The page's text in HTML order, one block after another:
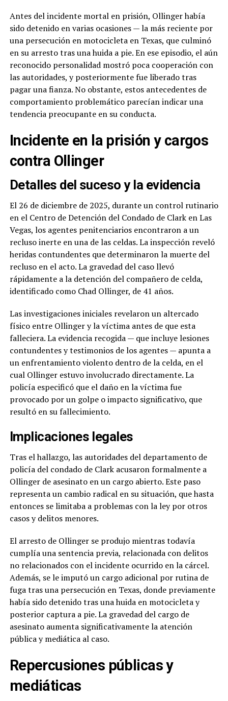
Antes del incidente mortal en prisión, Ollinger había
sido detenido en varias ocasiones — la más reciente por
una persecución en motocicleta en Texas, que culminó
en su arresto tras una huida a pie. En ese episodio, el aún
reconocido personalidad mostró poca cooperación con
las autoridades, y posteriormente fue liberado tras
pagar una fianza. No obstante, estos antecedentes de
comportamiento problemático parecían indicar una
tendencia preocupante en su conducta.
Incidente en la prisión y cargos
contra Ollinger
Detalles del suceso y la evidencia
El 26 de diciembre de 2025, durante un control rutinario
en el Centro de Detención del Condado de Clark en Las
Vegas, los agentes penitenciarios encontraron a un
recluso inerte en una de las celdas. La inspección reveló
heridas contundentes que determinaron la muerte del
recluso en el acto. La gravedad del caso llevó
rápidamente a la detención del compañero de celda,
identificado como Chad Ollinger, de 41 años.
Las investigaciones iniciales revelaron un altercado
físico entre Ollinger y la víctima antes de que esta
falleciera. La evidencia recogida — que incluye lesiones
contundentes y testimonios de los agentes — apunta a
un enfrentamiento violento dentro de la celda, en el
cual Ollinger estuvo involucrado directamente. La
policía especificó que el daño en la víctima fue
provocado por un golpe o impacto significativo, que
resultó en su fallecimiento.
Implicaciones legales
Tras el hallazgo, las autoridades del departamento de
policía del condado de Clark acusaron formalmente a
Ollinger de asesinato en un cargo abierto. Este paso
representa un cambio radical en su situación, que hasta
entonces se limitaba a problemas con la ley por otros
casos y delitos menores.
El arresto de Ollinger se produjo mientras todavía
cumplía una sentencia previa, relacionada con delitos
no relacionados con el incidente ocurrido en la cárcel.
Además, se le imputó un cargo adicional por rutina de
fuga tras una persecución en Texas, donde previamente
había sido detenido tras una huida en motocicleta y
posterior captura a pie. La gravedad del cargo de
asesinato aumenta significativamente la atención
pública y mediática al caso.
Repercusiones públicas y
mediáticas